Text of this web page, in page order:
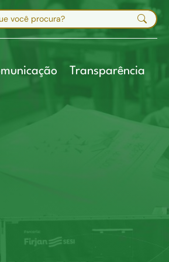
Mapa do site
no site
sua busca e pressione Enter
Transparência